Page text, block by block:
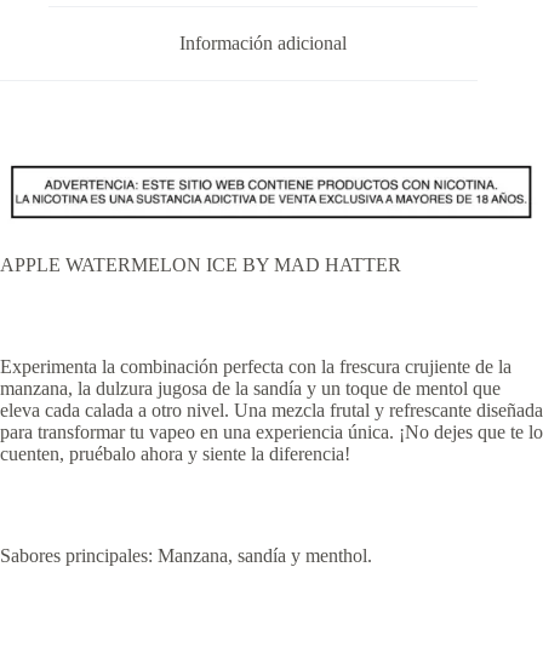
Información adicional
APPLE WATERMELON ICE BY MAD HATTER
Experimenta la combinación perfecta con la frescura crujiente de la
manzana, la dulzura jugosa de la sandía y un toque de mentol que
eleva cada calada a otro nivel. Una mezcla frutal y refrescante diseñada
para transformar tu vapeo en una experiencia única. ¡No dejes que te lo
cuenten, pruébalo ahora y siente la diferencia!
Sabores principales: Manzana, sandía y menthol.